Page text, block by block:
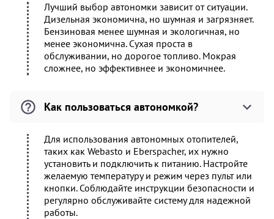
Лучший выбор автономки зависит от ситуации.
Дизельная экономична, но шумная и загрязняет.
Бензиновая менее шумная и экологичная, но
менее экономична. Сухая проста в
обслуживании, но дорогое топливо. Мокрая
сложнее, но эффективнее и экономичнее.
Как пользоваться автономкой?
Для использования автономных отопителей,
таких как Webasto и Eberspacher, их нужно
установить и подключить к питанию. Настройте
желаемую температуру и режим через пульт или
кнопки. Соблюдайте инструкции безопасности и
регулярно обслуживайте систему для надежной
работы.